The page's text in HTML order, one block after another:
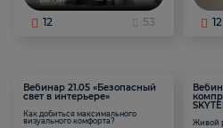
12 53 12
Вебинар 21.05 «Безопасный
свет в интерьере»
Как добиться максимального
визуального комфорта?
Живой